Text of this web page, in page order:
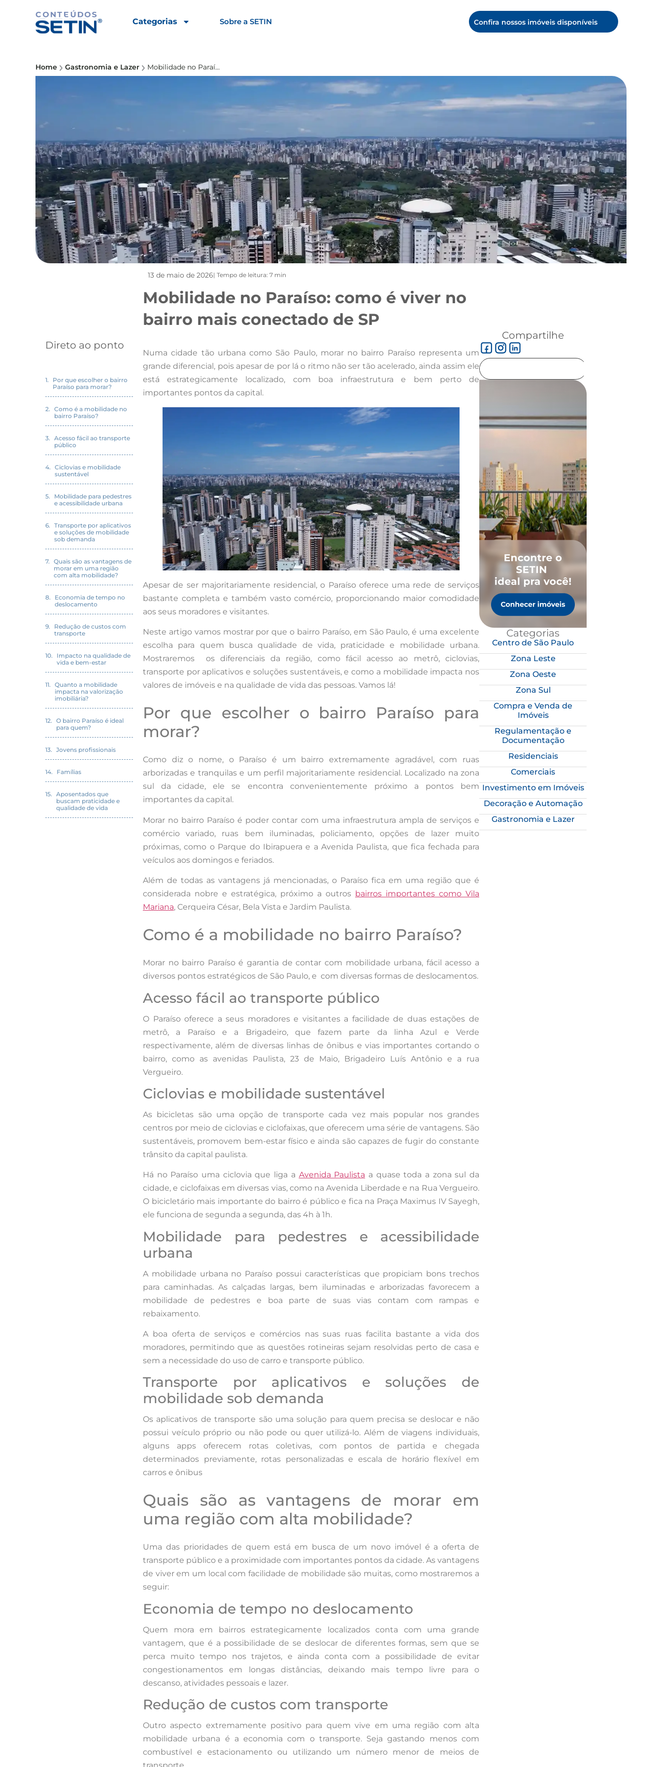
Categorias Sobre a SETIN Confira nossos imóveis disponíveis
Home Gastronomia e Lazer Mobilidade no Paraíso: como é viver no bairro mais conectado de SP
Direto ao ponto
Por que escolher o bairro
Paraíso para morar?
Como é a mobilidade no
bairro Paraíso?
Acesso fácil ao transporte
público
Ciclovias e mobilidade
sustentável
Mobilidade para pedestres
e acessibilidade urbana
Transporte por aplicativos
e soluções de mobilidade
sob demanda
Quais são as vantagens de
morar em uma região
com alta mobilidade?
Economia de tempo no
deslocamento
Redução de custos com
transporte
Impacto na qualidade de
vida e bem-estar
Quanto a mobilidade
impacta na valorização
imobiliária?
O bairro Paraíso é ideal
para quem?
Jovens profissionais
Famílias
Aposentados que
buscam praticidade e
qualidade de vida
13 de maio de 2026| Tempo de leitura: 7 min
Mobilidade no Paraíso: como é viver no
bairro mais conectado de SP
Numa cidade tão urbana como São Paulo, morar no bairro Paraíso representa um
grande diferencial, pois apesar de por lá o ritmo não ser tão acelerado, ainda assim ele
está estrategicamente localizado, com boa infraestrutura e bem perto de
importantes pontos da capital.
Apesar de ser majoritariamente residencial, o Paraíso oferece uma rede de serviços
bastante completa e também vasto comércio, proporcionando maior comodidade
aos seus moradores e visitantes.
Neste artigo vamos mostrar por que o bairro Paraíso, em São Paulo, é uma excelente
escolha para quem busca qualidade de vida, praticidade e mobilidade urbana.
Mostraremos os diferenciais da região, como fácil acesso ao metrô, ciclovias,
transporte por aplicativos e soluções sustentáveis, e como a mobilidade impacta nos
valores de imóveis e na qualidade de vida das pessoas. Vamos lá!
Por que escolher o bairro Paraíso para
morar?
Como diz o nome, o Paraíso é um bairro extremamente agradável, com ruas
arborizadas e tranquilas e um perfil majoritariamente residencial. Localizado na zona
sul da cidade, ele se encontra convenientemente próximo a pontos bem
importantes da capital.
Morar no bairro Paraíso é poder contar com uma infraestrutura ampla de serviços e
comércio variado, ruas bem iluminadas, policiamento, opções de lazer muito
próximas, como o Parque do Ibirapuera e a Avenida Paulista, que fica fechada para
veículos aos domingos e feriados.
Além de todas as vantagens já mencionadas, o Paraíso fica em uma região que é
considerada nobre e estratégica, próximo a outros bairros importantes como Vila
Mariana, Cerqueira César, Bela Vista e Jardim Paulista.
Como é a mobilidade no bairro Paraíso?
Morar no bairro Paraíso é garantia de contar com mobilidade urbana, fácil acesso a
diversos pontos estratégicos de São Paulo, e com diversas formas de deslocamentos.
Acesso fácil ao transporte público
O Paraíso oferece a seus moradores e visitantes a facilidade de duas estações de
metrô, a Paraíso e a Brigadeiro, que fazem parte da linha Azul e Verde
respectivamente, além de diversas linhas de ônibus e vias importantes cortando o
bairro, como as avenidas Paulista, 23 de Maio, Brigadeiro Luís Antônio e a rua
Vergueiro.
Ciclovias e mobilidade sustentável
As bicicletas são uma opção de transporte cada vez mais popular nos grandes
centros por meio de ciclovias e ciclofaixas, que oferecem uma série de vantagens. São
sustentáveis, promovem bem-estar físico e ainda são capazes de fugir do constante
trânsito da capital paulista.
Há no Paraíso uma ciclovia que liga a Avenida Paulista a quase toda a zona sul da
cidade, e ciclofaixas em diversas vias, como na Avenida Liberdade e na Rua Vergueiro.
O bicicletário mais importante do bairro é público e fica na Praça Maximus IV Sayegh,
ele funciona de segunda a segunda, das 4h à 1h.
Mobilidade para pedestres e acessibilidade
urbana
A mobilidade urbana no Paraíso possui características que propiciam bons trechos
para caminhadas. As calçadas largas, bem iluminadas e arborizadas favorecem a
mobilidade de pedestres e boa parte de suas vias contam com rampas e
rebaixamento.
A boa oferta de serviços e comércios nas suas ruas facilita bastante a vida dos
moradores, permitindo que as questões rotineiras sejam resolvidas perto de casa e
sem a necessidade do uso de carro e transporte público.
Transporte por aplicativos e soluções de
mobilidade sob demanda
Os aplicativos de transporte são uma solução para quem precisa se deslocar e não
possui veículo próprio ou não pode ou quer utilizá-lo. Além de viagens individuais,
alguns apps oferecem rotas coletivas, com pontos de partida e chegada
determinados previamente, rotas personalizadas e escala de horário flexível em
carros e ônibus
Quais são as vantagens de morar em
uma região com alta mobilidade?
Uma das prioridades de quem está em busca de um novo imóvel é a oferta de
transporte público e a proximidade com importantes pontos da cidade. As vantagens
de viver em um local com facilidade de mobilidade são muitas, como mostraremos a
seguir:
Economia de tempo no deslocamento
Quem mora em bairros estrategicamente localizados conta com uma grande
vantagem, que é a possibilidade de se deslocar de diferentes formas, sem que se
perca muito tempo nos trajetos, e ainda conta com a possibilidade de evitar
congestionamentos em longas distâncias, deixando mais tempo livre para o
descanso, atividades pessoais e lazer.
Redução de custos com transporte
Outro aspecto extremamente positivo para quem vive em uma região com alta
mobilidade urbana é a economia com o transporte. Seja gastando menos com
combustível e estacionamento ou utilizando um número menor de meios de
Compartilhe
Categorias
Centro de São Paulo
Zona Leste
Zona Oeste
Zona Sul
Compra e Venda de
Imóveis
Regulamentação e
Documentação
Residenciais
Comerciais
Investimento em Imóveis
Decoração e Automação
Gastronomia e Lazer